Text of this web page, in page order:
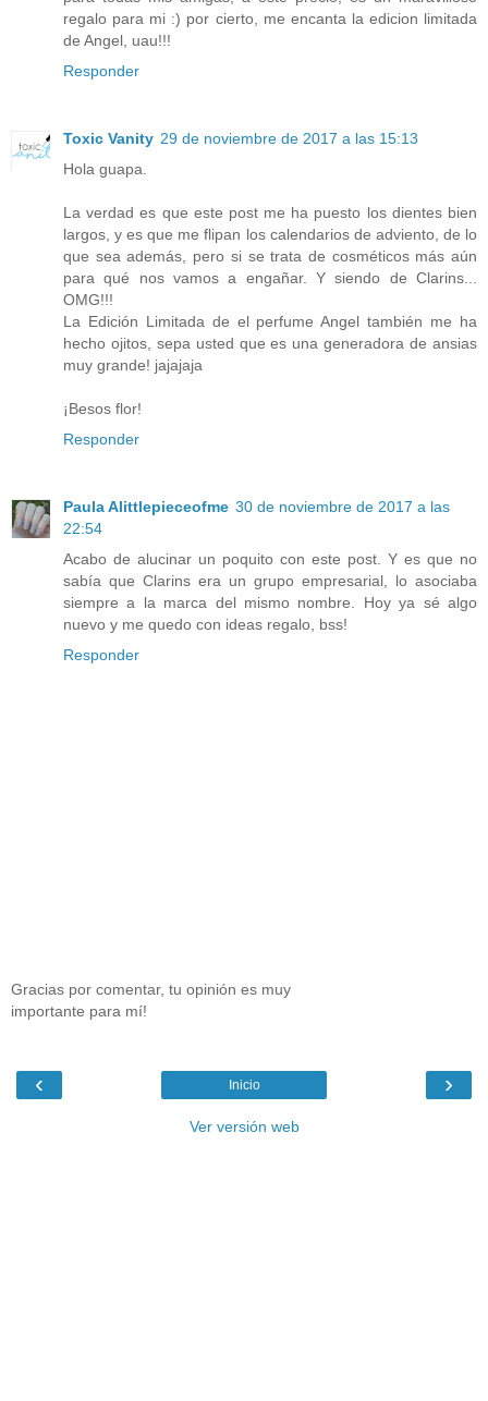
regalo para mi :) por cierto, me encanta la edicion limitada
de Angel, uau!!!
Responder
Toxic Vanity 29 de noviembre de 2017 a las 15:13
Hola guapa.
La verdad es que este post me ha puesto los dientes bien
largos, y es que me flipan los calendarios de adviento, de lo
que sea además, pero si se trata de cosméticos más aún
para qué nos vamos a engañar. Y siendo de Clarins...
OMG!!!
La Edición Limitada de el perfume Angel también me ha
hecho ojitos, sepa usted que es una generadora de ansias
muy grande! jajajaja
¡Besos flor!
Responder
Paula Alittlepieceofme 30 de noviembre de 2017 a las
22:54
Acabo de alucinar un poquito con este post. Y es que no
sabía que Clarins era un grupo empresarial, lo asociaba
siempre a la marca del mismo nombre. Hoy ya sé algo
nuevo y me quedo con ideas regalo, bss!
Responder
Gracias por comentar, tu opinión es muy
importante para mí!
‹ ›
Inicio
Ver versión web